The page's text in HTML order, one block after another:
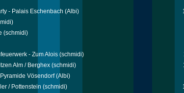
- Palais Eschenbach (Albi)
(schmidi)
- Zum Alois (schmidi)
Alm / Berghex (schmidi)
Vösendorf(Albi)
/ Pottenstein (schmidi)